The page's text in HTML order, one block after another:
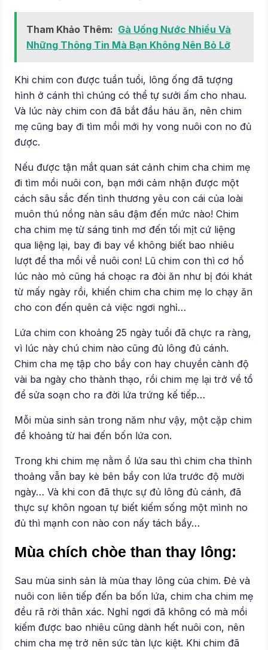
Tham Khảo Thêm: Gà Uống Nước Nhiều Và
Những Thông Tin Mà Bạn Không Nên Bỏ Lỡ
Khi chim con được tuần tuổi, lông ống đã tượng
hình ở cánh thì chúng có thể tự sưởi ấm cho nhau.
Và lúc này chim con đã bắt đầu háu ăn, nên chim
mẹ cũng bay đi tìm mồi mới hy vong nuôi con no đủ
được.
Nếu được tận mắt quan sát cảnh chim cha chim mẹ
đi tìm mồi nuôi con, bạn mới cảm nhận được một
cách sâu sắc đến tình thương yêu con cái của loài
muôn thú nồng nàn sâu đậm đến mức nào! Chim
cha chim mẹ từ sáng tinh mơ đến tối mịt cứ liệng
qua liệng lại, bay đi bay về không biết bao nhiêu
lượt để tha mồi về nuôi con! Lũ chim con thì cơ hồ
lúc nào mỏ cũng há choạc ra đòi ăn như bị đói khát
từ mấy ngày rồi, khiến chim cha chim mẹ lo chạy ăn
cho con đến quên cả việc ngơi nghỉ…
Lứa chim con khoảng 25 ngày tuổi đã chực ra ràng,
vì lúc này chú chim nào cũng đủ lông đủ cánh.
Chim cha mẹ tập cho bầy con hay chuyền cành độ
vài ba ngày cho thành thạo, rồi chim mẹ lại trở về tổ
để sửa soạn cho ra đời lứa trứng kế tiếp…
Mỗi mùa sinh sản trong năm như vậy, một cặp chim
để khoảng từ hai đến bốn lứa con.
Trong khi chim mẹ nằm ổ lứa sau thì chim cha thỉnh
thoảng vẫn bay kè bên bầy con lứa trước độ mười
ngày… Và khi con đã thực sự đủ lông đủ cánh, đã
thực sự khôn ngoan tự biết kiếm sống một mình no
đủ thì mạnh con nào con nấy tách bầy…
Mùa chích chòe than thay lông:
Sau mùa sinh sản là mùa thay lông của chim. Đẻ và
nuôi con liên tiếp đến ba bốn lứa, chim cha chim mẹ
đều rã rời thân xác. Nghỉ ngơi đã không có mà mồi
kiếm được bao nhiêu cũng dành hết nuôi con, nên
chim cha mẹ trở nên sức tàn lực kiệt. Khi chim đã